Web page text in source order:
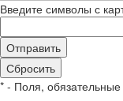
Введите символы с
* - Поля,